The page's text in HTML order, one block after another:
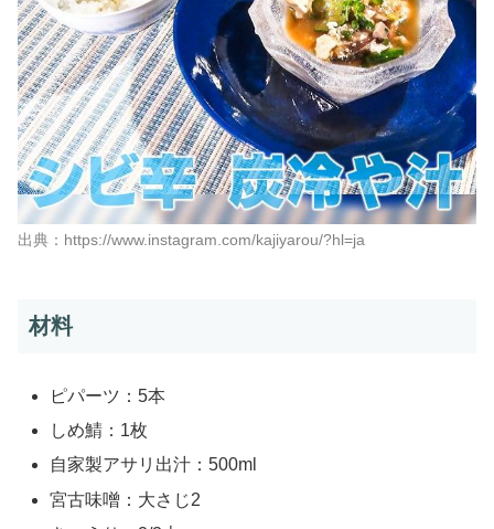
出典：https://www.instagram.com/kajiyarou/?hl=ja
材料
ピパーツ：5本
しめ鯖：1枚
自家製アサリ出汁：500ml
宮古味噌：大さじ2